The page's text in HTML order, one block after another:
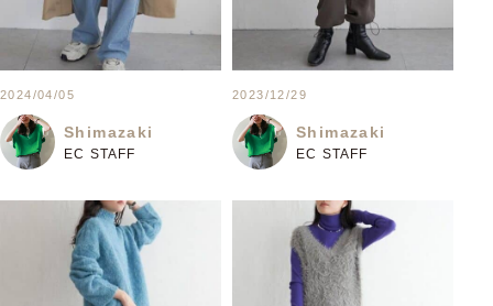
2024/04/05
Shimazaki
EC STAFF
2023/12/29
Shimazaki
EC STAFF